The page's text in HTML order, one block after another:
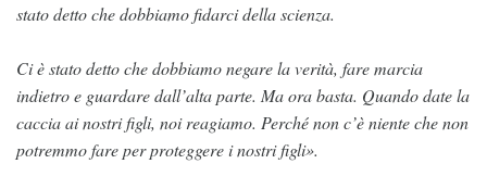
stato detto che dobbiamo fidarci della scienza.
Ci è stato detto che dobbiamo negare la verità, fare marcia
indietro e guardare dall’alta parte. Ma ora basta. Quando date la
caccia ai nostri figli, noi reagiamo. Perché non c’è niente che non
potremmo fare per proteggere i nostri figli».